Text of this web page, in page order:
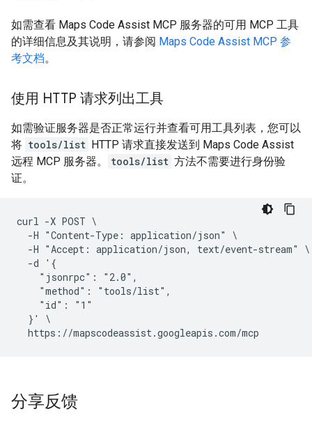
如需查看 Maps Code Assist MCP 服务器的可用 MCP 工具
的详细信息及其说明，请参阅 Maps Code Assist MCP 参
考文档。
使用 HTTP 请求列出工具
如需验证服务器是否正常运行并查看可用工具列表，您可以
将 tools/list HTTP 请求直接发送到 Maps Code Assist
远程 MCP 服务器。
tools/list 方法不需要进行身份验
证。
curl -X POST \
  -H "Content-Type: application/json" \
  -H "Accept: application/json, text/event-stream" \
  -d '{
    "jsonrpc": "2.0",
    "method": "tools/list",
    "id": "1"
  }' \
分享反馈